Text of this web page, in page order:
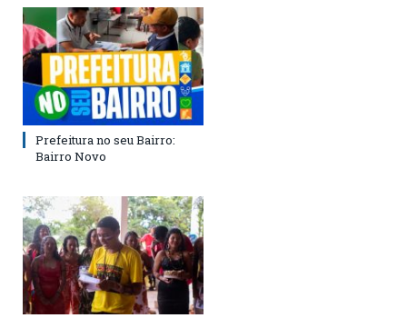
Prefeitura no seu Bairro:
Bairro Novo